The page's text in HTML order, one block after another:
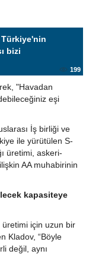
Türkiye'nin
bizi
199
"Havadan
eşi
İş birliği ve
ile yürütülen S-
üretimi, askeri-
AA muhabirinin
kapasiteye
üretimi için uzun bir
Kladov, “Böyle
değil, aynı